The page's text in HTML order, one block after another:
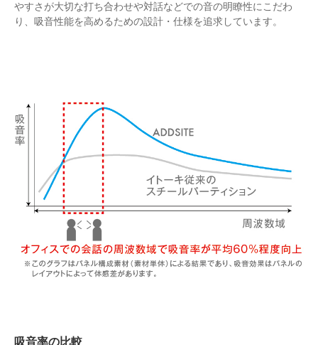
やすさが大切な打ち合わせや対話などでの音の明瞭性にこだわ
り、吸音性能を高めるための設計・仕様を追求しています。
吸音率の比較